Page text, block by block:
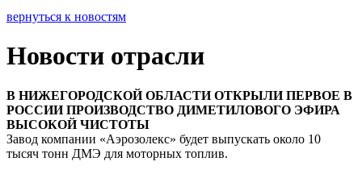
вернуться к новостям
Новости отрасли
В НИЖЕГОРОДСКОЙ ОБЛАСТИ ОТКРЫЛИ ПЕРВОЕ В
РОССИИ ПРОИЗВОДСТВО ДИМЕТИЛОВОГО ЭФИРА
ВЫСОКОЙ ЧИСТОТЫ
Завод компании «Аэрозолекс» будет выпускать около 10
тысяч тонн ДМЭ для моторных топлив.